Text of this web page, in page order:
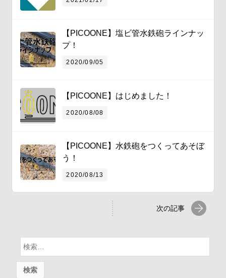
【PICOONE】塩ビ管水鉄砲ラインナッ
プ！
2020/09/05
【PICOONE】はじめました！
2020/08/08
【PICOONE】水鉄砲をつくってあそぼ
う！
2020/08/13
次の記事
検
索: